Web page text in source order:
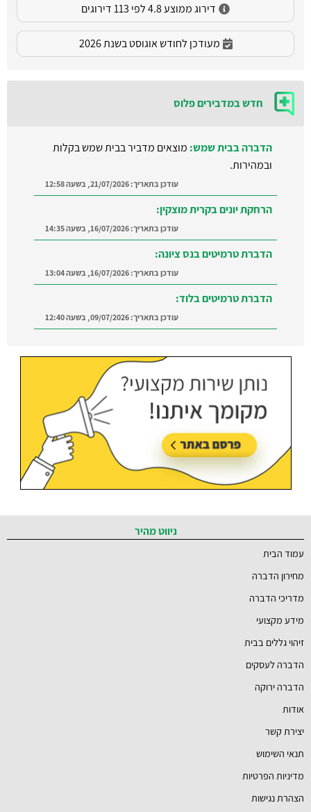
דירוג ממוצע 4.8 לפי 113 דירוגים
מעודכן לחודש אוגוסט בשנת 2026
חדש במדבירים פלוס
הדברה בבית שמש: מוצאים מדביר בבית שמש בקלות
ובמהירות.
עודכן בתאריך:21/07/2026, בשעה 12:58
הרחקת יונים בקרית מוצקין:
עודכן בתאריך:16/07/2026, בשעה 14:35
הדברת טרמיטים בנס ציונה:
עודכן בתאריך:16/07/2026, בשעה 13:04
הדברת טרמיטים בלוד:
עודכן בתאריך:09/07/2026, בשעה 12:40
ברמת השרון והסביבה
עודכן בתאריך:21/07/2026, בשעה 12:58
ניווט מהיר
עמוד הבית
מחירון הדברה
מדריכי הדברה
מידע מקצועי
זיהוי גללים בבית
הדברה לעסקים
הדברה ירוקה
אודות
יצירת קשר
תנאי השימוש
מדיניות הפרטיות
הצהרת נגישות